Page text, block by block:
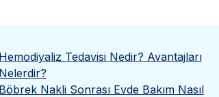
Hemodiyaliz Tedavisi Nedir? Avantajları
Nelerdir?
Böbrek Nakli Sonrası Evde Bakım Nasıl